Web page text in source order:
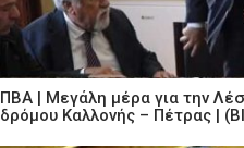
ΠΒΑ | Μεγάλη μέρα για την
δρόμου Καλλονής – Πέτρας |